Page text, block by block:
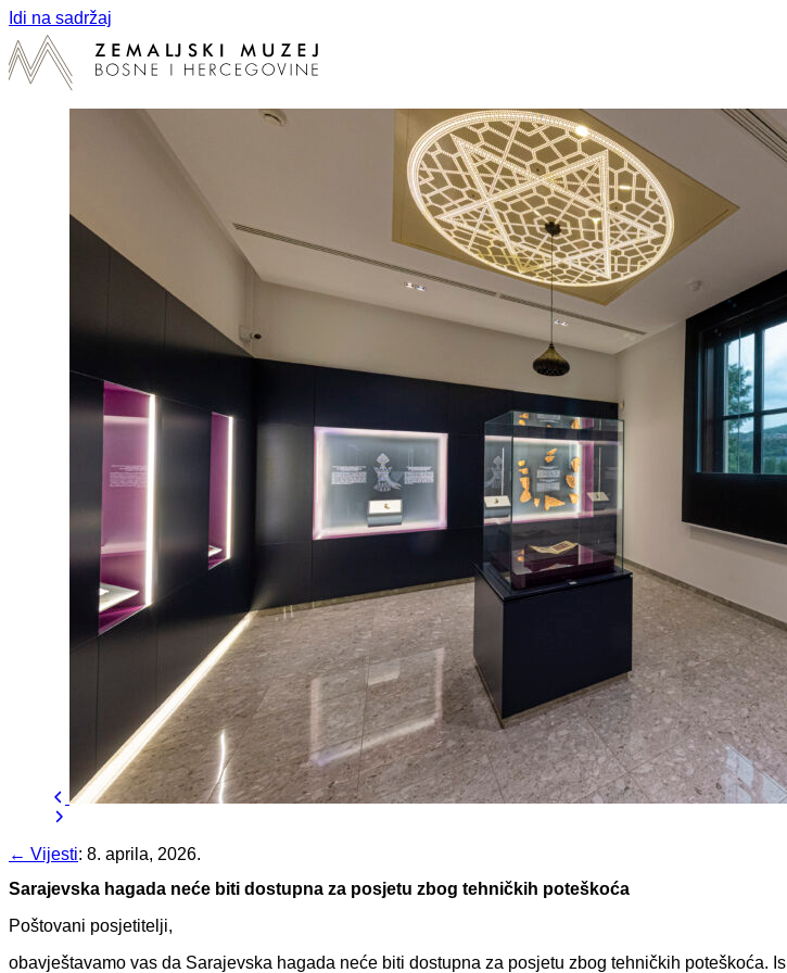
Idi na sadržaj
← Vijesti: 8. aprila, 2026.
Sarajevska hagada neće biti dostupna za posjetu zbog tehničkih poteškoća
Poštovani posjetitelji,
obavještavamo vas da Sarajevska hagada neće biti dostupna za posjetu zbog tehničkih poteškoća.